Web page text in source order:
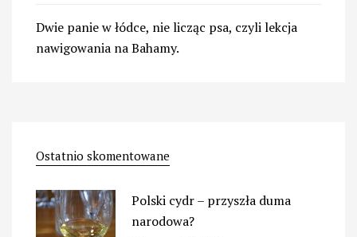
Dwie panie w łódce, nie licząc psa, czyli lekcja
nawigowania na Bahamy.
Ostatnio skomentowane
Polski cydr – przyszła duma
narodowa?